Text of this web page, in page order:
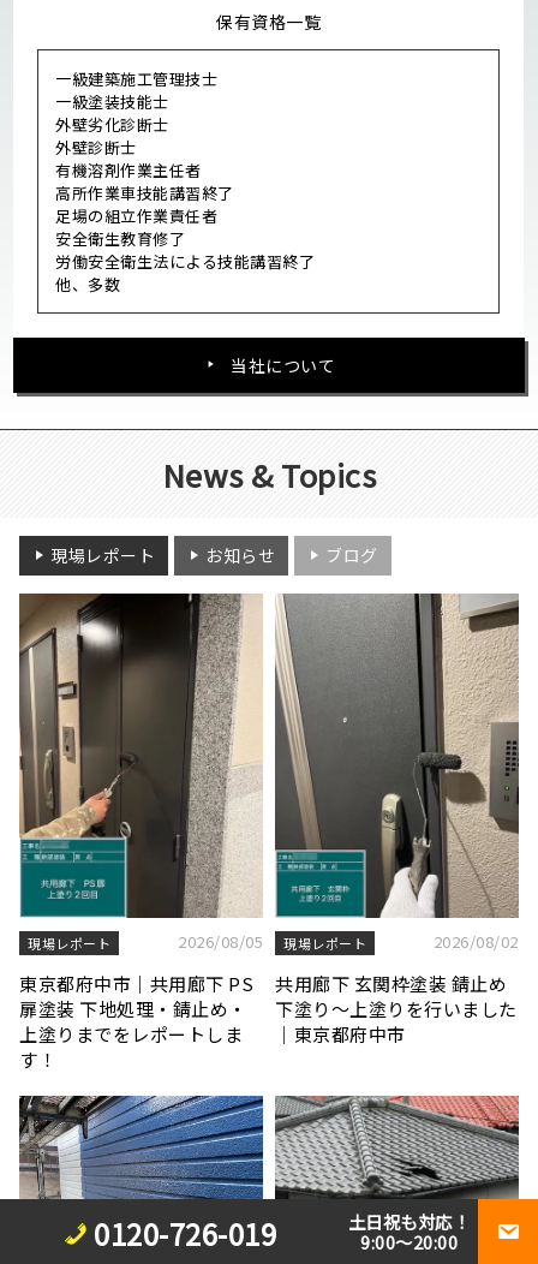
保有資格一覧
一級建築施工管理技士
一級塗装技能士
外壁劣化診断士
外壁診断士
有機溶剤作業主任者
高所作業車技能講習終了
足場の組立作業責任者
安全衛生教育修了
労働安全衛生法による技能講習終了
他、多数
当社について
News & Topics
現場レポート お知らせ ブログ
現場レポート 2026/08/05
東京都府中市｜共用廊下 PS
扉塗装 下地処理・錆止め・
上塗りまでをレポートしま
す！
現場レポート 2026/08/02
共用廊下 玄関枠塗装 錆止め
下塗り〜上塗りを行いました
｜東京都府中市
0120-726-019
土日祝も対応！
9:00～20:00